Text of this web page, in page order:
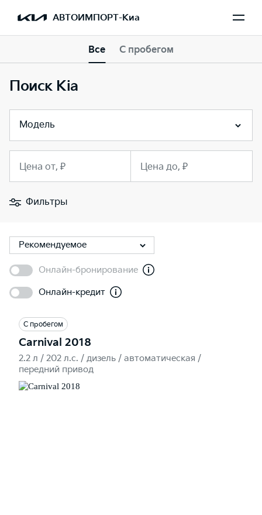
АВТОИМПОРТ-Киа
Все С пробегом
Поиск Kia
Модель
Цена от, ₽ Цена до, ₽
Фильтры
Рекомендуемое
Онлайн-бронирование
Онлайн-кредит
С пробегом
Carnival 2018
2.2 л / 202 л.c. / дизель / автоматическая /
передний привод